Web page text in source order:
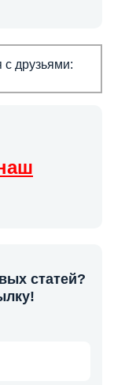
с друзьями:
статей?